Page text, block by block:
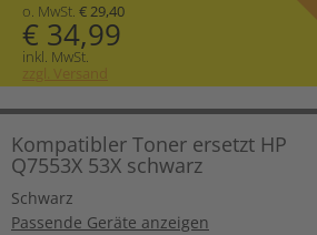
o. MwSt. € 29,40
€ 34,99
inkl. MwSt.
zzgl. Versand
Kompatibler Toner ersetzt HP
Q7553X 53X schwarz
Schwarz
Passende Geräte anzeigen